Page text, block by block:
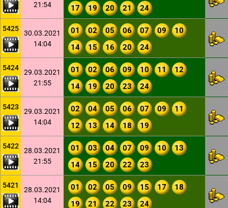
21:54
17
19 20 21 24
5425
30.03.2021
14:04
01 02 05 06 07 09
10
14
15 16 20 24
5424
29.03.2021
21:55
01 02 06 09 10 11
12
14
19 20 23 24
5423
29.03.2021
14:04
02 04 05 06 07 09
11
12
13 14 18 19
5422
28.03.2021
21:55
01 03 04 07 09 10
13
14
15 20 22 23
5421
28.03.2021
14:04
01 02 05 09 15 17
18
19
21 22 23 24